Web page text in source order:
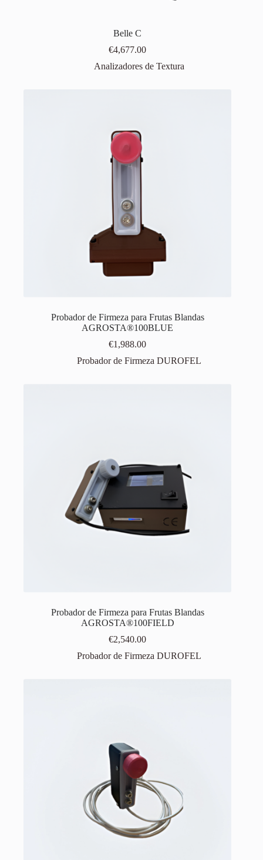
Belle C
€4,677.00
Analizadores de Textura
Probador de Firmeza para Frutas Blandas
AGROSTA®100BLUE
€1,988.00
Probador de Firmeza DUROFEL
Probador de Firmeza para Frutas Blandas
AGROSTA®100FIELD
€2,540.00
Probador de Firmeza DUROFEL